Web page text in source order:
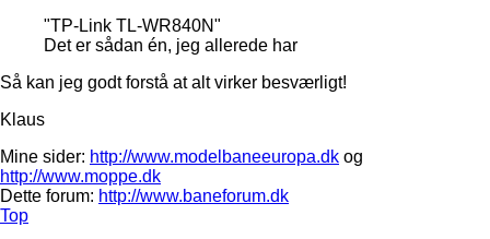
"TP-Link TL-WR840N"
Det er sådan én, jeg allerede har
Så kan jeg godt forstå at alt virker besværligt!
Klaus
Mine sider: http://www.modelbaneeuropa.dk og
http://www.moppe.dk
Dette forum: http://www.baneforum.dk
Top